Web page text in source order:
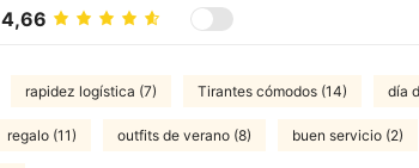
4,66
rapidez logística (7) Tirantes cómodos (14) día
regalo (11) outfits de verano (8) buen servicio (2)